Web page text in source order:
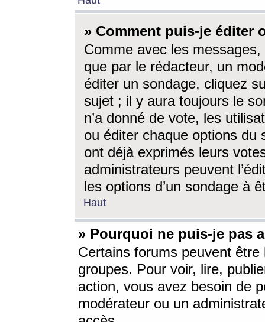
» Comment puis-je éditer
Comme avec les
que par le rédacteur, un
éditer un sondage, cliquez
sujet ; il y aura toujours le
n’a donné de vote, les
ou éditer chaque options du
ont déjà exprimés leurs
administrateurs peuvent
les options d’un sondage à
Haut
» Pourquoi ne puis-je pas
Certains forums peuvent être
groupes. Pour voir, lire,
action, vous avez besoin de
modérateur ou un